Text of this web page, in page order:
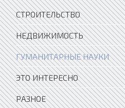
СТРОИТЕЛЬСТВО
НЕДВИЖИМОСТЬ
ГУМАНИТАРНЫЕ НАУКИ
ЭТО ИНТЕРЕСНО
РАЗНОЕ